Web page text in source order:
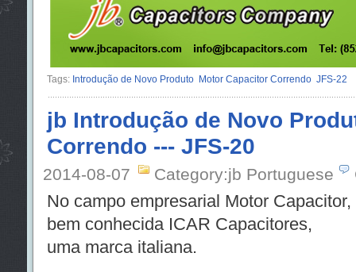
Tags: Introdução de Novo Produto Motor Capacitor Correndo JFS-22
jb Introdução de Novo
Correndo --- JFS-20
2014-08-07 Category:jb Portuguese
No campo empresarial Motor
bem conhecida ICAR Capacitores,
uma marca italiana.